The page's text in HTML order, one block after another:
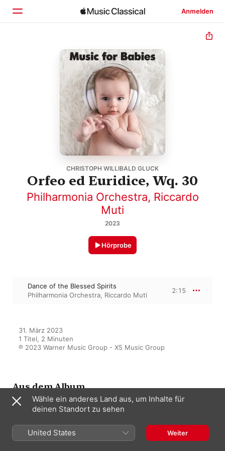
Anmelden
Startseite
CHRISTOPH WILLIBALD GLUCK
Orfeo ed Euridice, Wq. 30
Philharmonia Orchestra, Riccardo
Muti
2023
Hörprobe
Dance of the Blessed Spirits
Philharmonia Orchestra, Riccardo Muti
2:15
31. März 2023
1 Titel, 2 Minuten
℗ 2023 Warner Music Group - X5 Music Group
Aus dem Album
Music for Babies
Verschiedene Interpret:innen
Wähle ein anderes Land aus, um Inhalte für
deinen Standort zu sehen
United States Weiter